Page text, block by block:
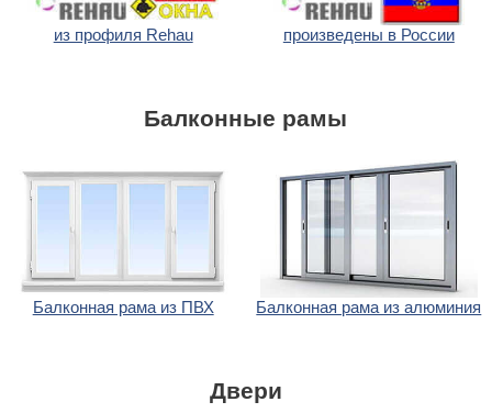
из профиля Rehau произведены в России
Балконные рамы
Балконная рама из ПВХ Балконная рама из алюминия
Двери